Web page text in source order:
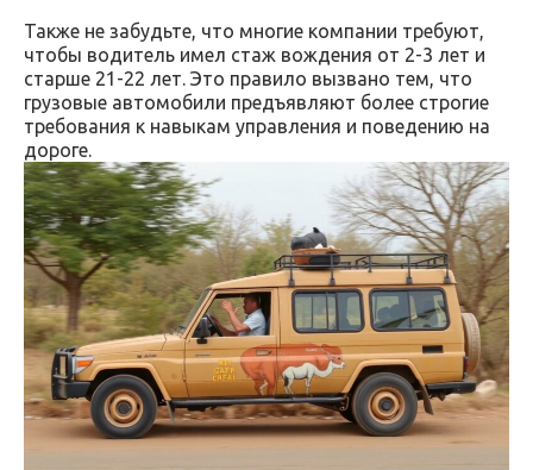
Также не забудьте, что многие компании требуют,
чтобы водитель имел стаж вождения от 2-3 лет и
старше 21-22 лет. Это правило вызвано тем, что
грузовые автомобили предъявляют более строгие
требования к навыкам управления и поведению на
дороге.